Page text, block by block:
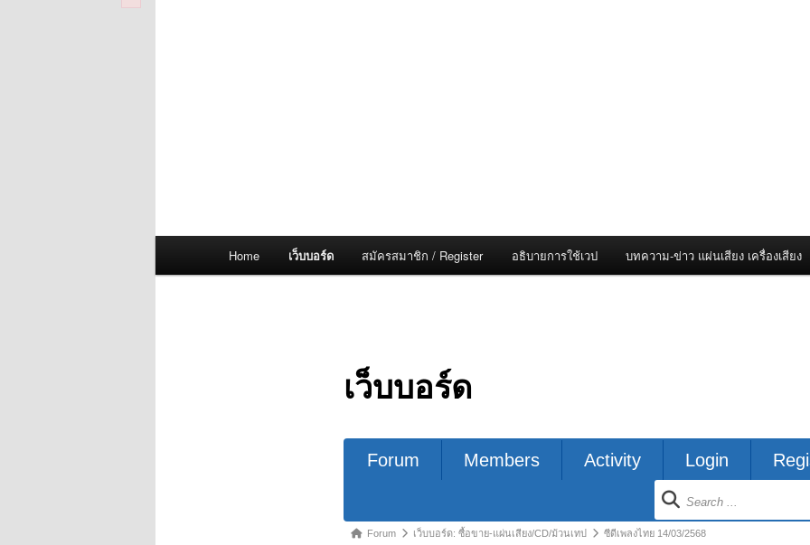
Home เว็บบอร์ด สมัครสมาชิก / Register อธิบายการใช้เวป บทความ-ข่าว แผ่นเสียง เครื่องเสียง
เว็บบอร์ด
Forum
Forum Members Activity Login
ForumForum เว็บบอร์ด: ซื้อขาย-แผ่นเสียง/CD/ม้วนเทป ซีดีเพลงไทย 14/03/2568